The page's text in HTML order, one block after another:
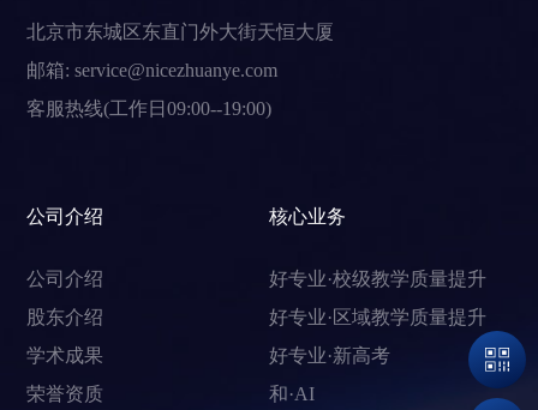
北京市东城区东直门外大街天恒大厦
邮箱: service@nicezhuanye.com
客服热线(工作日09:00--19:00)
公司介绍
公司介绍
股东介绍
学术成果
荣誉资质
核心业务
好专业·校级教学质量提升
好专业·区域教学质量提升
好专业·新高考
和·AI